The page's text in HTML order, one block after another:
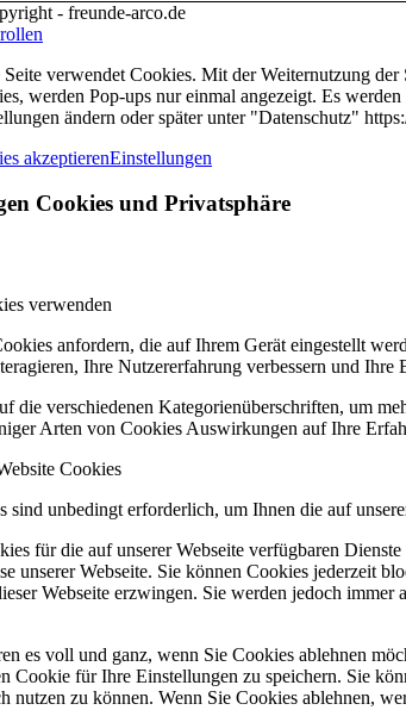
- freunde-arco.de
Seite verwendet Cookies. Mit der Weiternutzung
werden Pop-ups nur einmal angezeigt. Es
ändern oder später unter "Datenschutz"
akzeptierenEinstellungen
Cookies und Privatsphäre
verwenden
anfordern, die auf Ihrem Gerät eingestellt
Ihre Nutzererfahrung verbessern und Ihre
die verschiedenen Kategorienüberschriften, um
Arten von Cookies Auswirkungen auf Ihre
Cookies
sind unbedingt erforderlich, um Ihnen die auf
für die auf unserer Webseite verfügbaren
unserer Webseite. Sie können Cookies jederzeit
Webseite erzwingen. Sie werden jedoch
es voll und ganz, wenn Sie Cookies ablehnen
Cookie für Ihre Einstellungen zu speichern. Sie
nutzen zu können. Wenn Sie Cookies ablehnen,